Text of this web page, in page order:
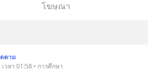
โฆษณา
ตาม
วลา 01:58 • การศึกษา